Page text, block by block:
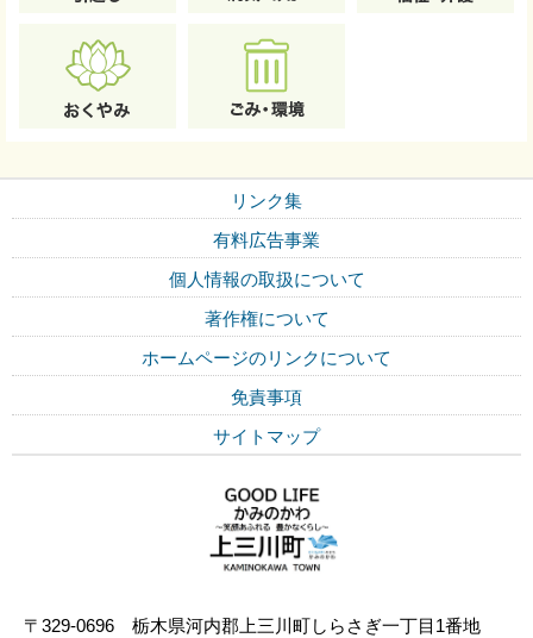
リンク集
有料広告事業
個人情報の取扱について
著作権について
ホームページのリンクについて
免責事項
サイトマップ
〒329-0696 栃木県河内郡上三川町しらさぎ一丁目1番地